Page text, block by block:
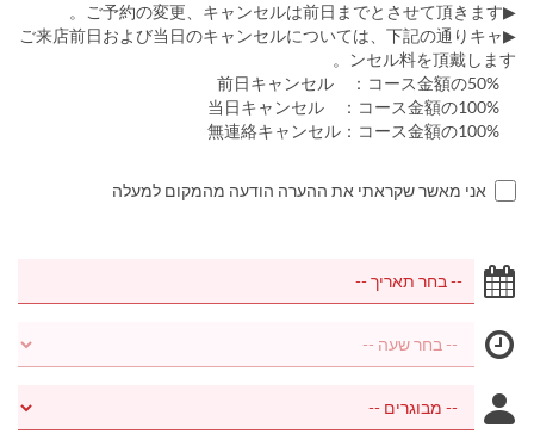
▶ご予約の変更、キャンセルは前日までとさせて頂きます。
▶ご来店前日および当日のキャンセルについては、下記の通りキャ
ンセル料を頂戴します。
אני מאשר שקראתי את ההערה הודעה מהמקום למעלה